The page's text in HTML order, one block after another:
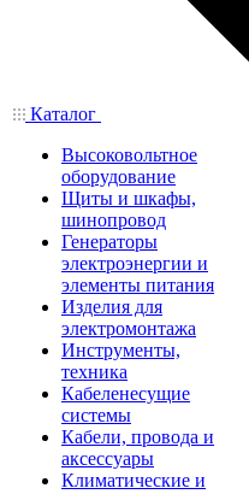
Каталог
Высоковольтное
оборудование
Щиты и шкафы,
шинопровод
Генераторы
электроэнергии и
элементы питания
Изделия для
электромонтажа
Инструменты,
техника
Кабеленесущие
системы
Кабели, провода и
аксессуары
Климатические и